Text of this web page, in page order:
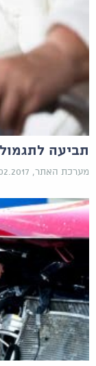
תביעה
מערכת האתר, 19.02.2017